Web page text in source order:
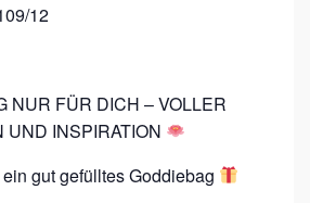
12
NUR FÜR DICH – VOLLER
INSPIRATION
gut gefülltes Goddiebag